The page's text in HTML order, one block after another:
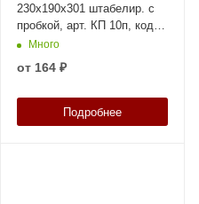
230х190х301 штабелир. с
пробкой, арт. КП 10п, код:
19656
Много
от 164 ₽
Подробнее